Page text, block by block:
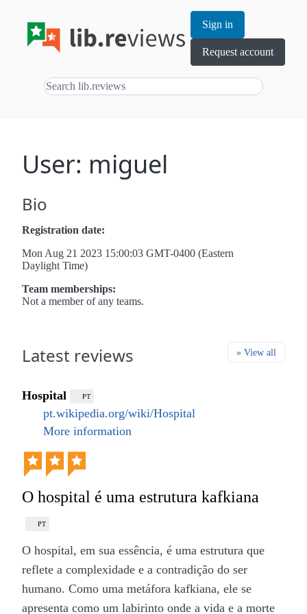
Sign in
Request account
User: miguel
Latest reviews » View all
Hospital PT
pt.wikipedia.org/wiki/Hospital
More information
O hospital é uma estrutura kafkiana
PT
O hospital, em sua essência, é uma estrutura que
reflete a complexidade e a contradição do ser
humano. Como uma metáfora kafkiana, ele se
apresenta como um labirinto onde a vida e a morte
Bio
Registration date:
Mon Aug 21 2023 15:00:03 GMT-0400 (Eastern
Daylight Time)
Team memberships:
Not a member of any teams.